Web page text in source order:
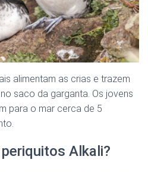
alimentam as crias e trazem
saco da garganta. Os jovens
para o mar cerca de 5
Alkali?